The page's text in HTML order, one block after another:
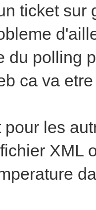
ticket sur
du polling
ca va
pour les
XML